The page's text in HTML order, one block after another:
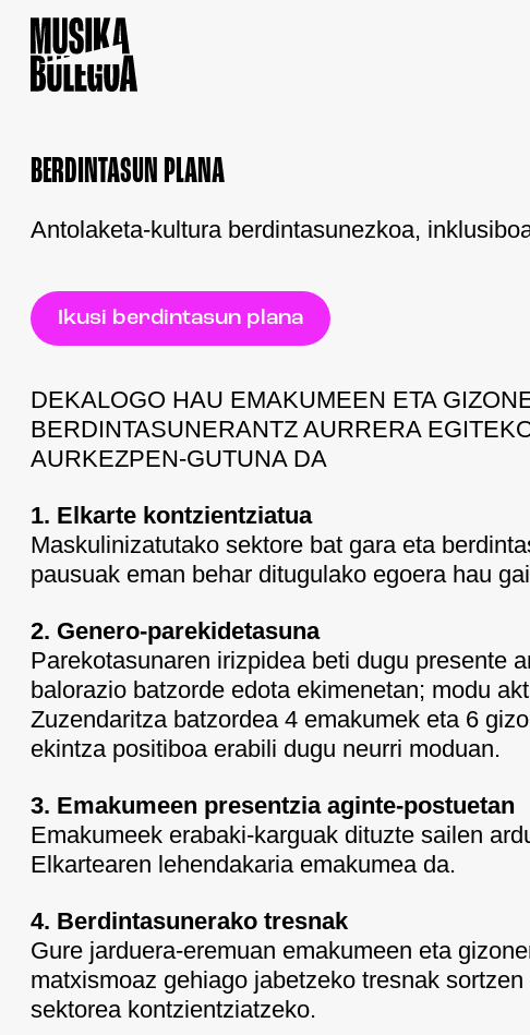
BERDINTASUN PLANA
Antolaketa-kultura berdintasunezkoa,
Ikusi berdintasun plana
DEKALOGO HAU EMAKUMEEN ETA
BERDINTASUNERANTZ AURRERA
AURKEZPEN-GUTUNA DA
1. Elkarte kontzientziatua
Maskulinizatutako sektore bat gara eta
pausuak eman behar ditugulako egoera hau
2. Genero-parekidetasuna
Parekotasunaren irizpidea beti dugu presente
balorazio batzorde edota ekimenetan; modu
Zuzendaritza batzordea 4 emakumek eta 6
ekintza positiboa erabili dugu neurri moduan.
3. Emakumeen presentzia aginte-postuetan
Emakumeek erabaki-karguak dituzte sailen
Elkartearen lehendakaria emakumea da.
4. Berdintasunerako tresnak
Gure jarduera-eremuan emakumeen eta
matxismoaz gehiago jabetzeko tresnak
sektorea kontzientziatzeko.